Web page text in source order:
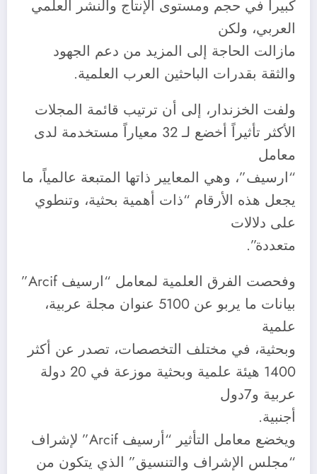
كبيرا في حجم ومستوى الإنتاج والنشر العلمي
العربي، ولكن
مازالت الحاجة إلى المزيد من دعم الجهود
والثقة بقدرات الباحثين العرب العلمية.
ولفت الخزندار، إلى أن ترتيب قائمة المجلات
الأكثر تأثيراً أخضع لـ 32 معياراً مستخدمة لدى
معامل
“ارسيف”، وهي المعايير ذاتها المتبعة عالمياً، ما
يجعل هذه الأرقام “ذات أهمية بحثية، وتنطوي
على دلالات
متعددة”.
وفحصت الفرق العلمية لمعامل “ارسيف Arcif”
بيانات ما يربو عن 5100 عنوان مجلة عربية،
علمية
وبحثية، في مختلف التخصصات، تصدر عن أكثر
1400 هيئة علمية وبحثية موزعة في 20 دولة
عربية و7دول
أجنبية.
ويخضع معامل التأثير “أرسيف Arcif” لإشراف
“مجلس الإشراف والتنسيق” الذي يتكون من